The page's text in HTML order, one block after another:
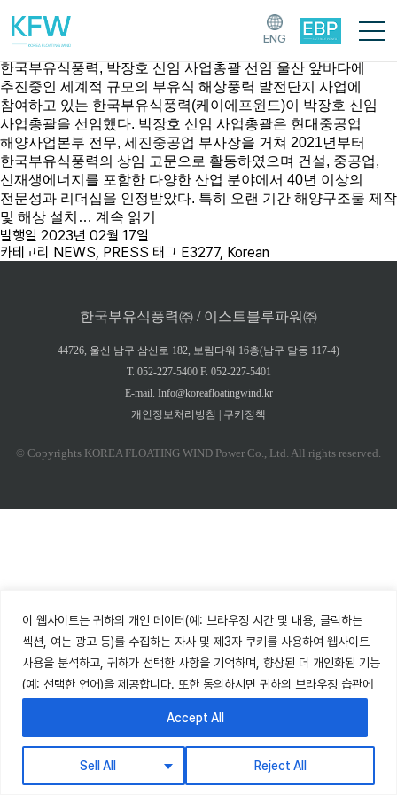
이 웹사이트는 귀하의 개인 데이터(예: 브라우징 시간 및 내용, 클릭하는
섹션, 여는 광고 등)를 수집하는 자사 및 제3자 쿠키를 사용하여 웹사이트
사용을 분석하고, 귀하가 선택한 사항을 기억하며, 향상된 더 개인화된 기능
(예: 선택한 언어)을 제공합니다. 또한 동의하시면 귀하의 브라우징 습관에
데이터는 6개월 동안 보관됩니다. 쿠키를 거부할 권리가 있으나, 일부
웹사이트 기능이 제한될 수 있습니다.쿠키 정책을 참조하세요.
↓ English descriptions are below ↓
Accept All
Reject All
Sell All
ENG
[태그:]
한국부유식풍력, 박장호 신임 사업총괄 선임
한국부유식풍력, 박장호 신임 사업총괄 선임 울산 앞바다에
추진중인 세계적 규모의 부유식 해상풍력 발전단지 사업에
참여하고 있는 한국부유식풍력(케이에프윈드)이 박장호 신임
사업총괄을 선임했다. 박장호 신임 사업총괄은 현대중공업
해양사업본부 전무, 세진중공업 부사장을 거쳐 2021년부터
한국부유식풍력의 상임 고문으로 활동하였으며 건설, 중공업,
신재생에너지를 포함한 다양한 산업 분야에서 40년 이상의
전문성과 리더십을 인정받았다. 특히 오랜 기간 해양구조물 제작
및 해상 설치… 계속 읽기
발행일 2023년 02월 17일
카테고리 NEWS, PRESS 태그 E3277, Korean
한국부유식풍력㈜ / 이스트블루파워㈜
44726, 울산 남구 삼산로 182, 보림타워 16층(남구 달동 117-4)
T. 052-227-5400 F. 052-227-5401
E-mail. Info@koreafloatingwind.kr
개인정보처리방침 | 쿠키정책
© Copyrights KOREA FLOATING WIND Power Co., Ltd. All rights reserved.